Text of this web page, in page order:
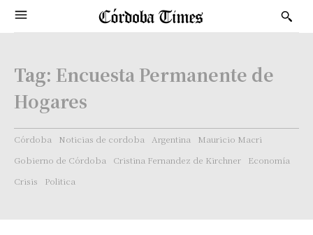
Tag: Encuesta Permanente de
Hogares
Córdoba Noticias de cordoba Argentina
Mauricio Macri
Gobierno de Córdoba
Cristina Fernandez de Kirchner
Economía
Crisis
Politica